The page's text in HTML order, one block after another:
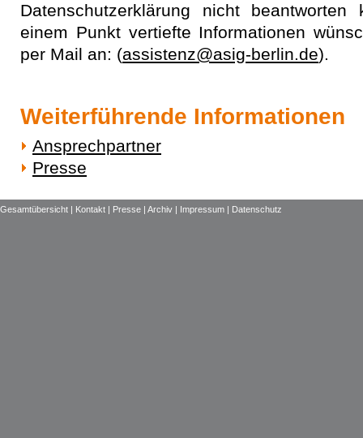
Datenschutzerklärung nicht
einem Punkt vertiefte Informationen
per Mail an: (assistenz@asig-berlin.de).
Weiterführende Informationen
Ansprechpartner
Presse
Gesamtübersicht | Kontakt | Presse | Archiv | Impressum | Datenschutz